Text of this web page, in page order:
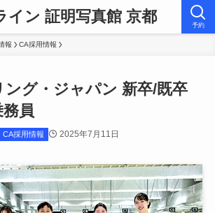
イン 証明写真館 京都 予約
報 CA採用情報
ング・ジャパン 新卒/既卒
員
CA採用情報 2025年7月11日